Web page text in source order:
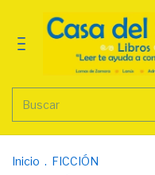
Inicio . FICCIÓN